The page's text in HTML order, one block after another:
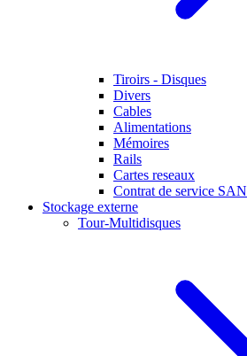
Tiroirs - Disques
Divers
Cables
Alimentations
Mémoires
Rails
Cartes reseaux
Contrat de service SAN
Stockage externe
Tour-Multidisques